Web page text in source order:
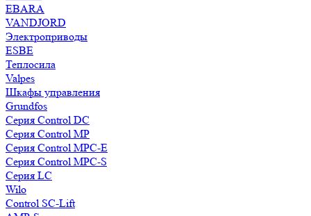
EBARA
VANDJORD
Электроприводы
ESBE
Теплосила
Valpes
Шкафы управления
Grundfos
Серия Control DC
Серия Control MP
Серия Control MPC-E
Серия Control MPC-S
Серия LC
Wilo
Control SC-Lift